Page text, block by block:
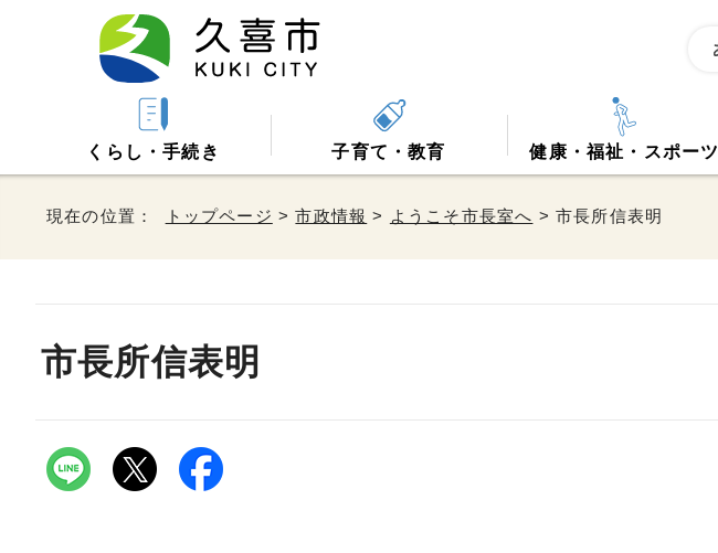
くらし・手続き 子育て・教育 健康・福祉・スポーツ
現在の位置： トップページ >市政情報 > ようこそ市長室へ > 市長所信表明
市長所信表明